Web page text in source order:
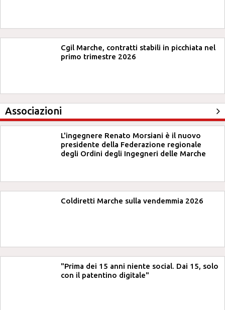
Cgil Marche, contratti stabili in picchiata nel
primo trimestre 2026
Associazioni
L'ingegnere Renato Morsiani è il nuovo
presidente della Federazione regionale
degli Ordini degli Ingegneri delle Marche
Coldiretti Marche sulla vendemmia 2026
"Prima dei 15 anni niente social. Dai 15, solo
con il patentino digitale"